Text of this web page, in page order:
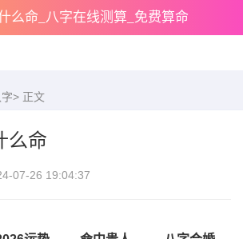
么命_八字在线测算_免费算命
> 正文
么命
07-26 19:04:37